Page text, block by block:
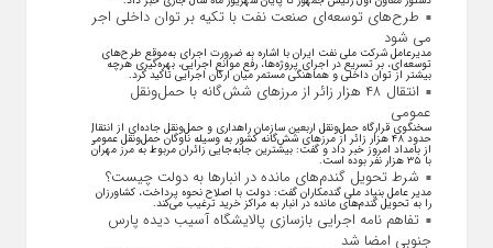
طرح‌های توسعه‌ای صنعت نفت با تکیه بر توان داخلی اجرا
می شود
مدیرعامل شرکت ملی نفت ایران با اشاره به ضرورت اجرای به‌موقع طرح‌های
توسعه‌ای، بر تسریع در اجرای پروژه‌ها، رفع موانع اجرایی، بهره‌گیری هرچه
بیشتر از توان داخلی و هماهنگی مستمر میان ارکان اجرایی تاکید کرد.
انتقال ۴۸ هزار زائر از مرزهای شش‌گانه با حمل‌ونقل
عمومی
سخنگوی قرارگاه حمل‌ونقل اربعین سازمان راهداری و حمل‌ونقل جاده‌ای از انتقال
حدود ۴۸ هزار زائر از مرز‌های شش‌گانه کشور به وسیله ناوگان حمل‌ونقل عمومی
از بامداد امروز خبر داد و گفت: بیشترین جابه‌جایی زائران مربوط به مرز مهران
با ۳۵ هزار نفر بوده است.
شرط تحویل گندم‌های مانده در انبار‌ها به دولت چیست؟
مدیر عامل بنیاد ملی گندمکاران گفت: دولت با اصلاح نحوه پرداخت، کشاورزان
را به تحویل گندم‌های مانده در انبار به مراکز خرید ترغیب می‌کند.
تفاهم نامه اجرایی بازسازی پالایشگاه آسیب دیده پارس
جنوبی امضا شد